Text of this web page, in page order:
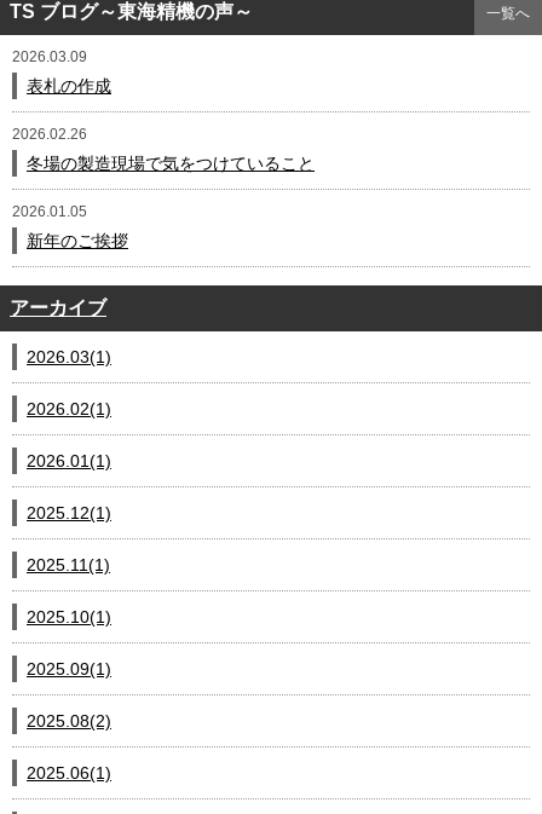
TS ブログ～東海精機の声～ 一覧へ
2026.03.09
表札の作成
2026.02.26
冬場の製造現場で気をつけていること
2026.01.05
新年のご挨拶
アーカイブ
2026.03(1)
2026.02(1)
2026.01(1)
2025.12(1)
2025.11(1)
2025.10(1)
2025.09(1)
2025.08(2)
2025.06(1)